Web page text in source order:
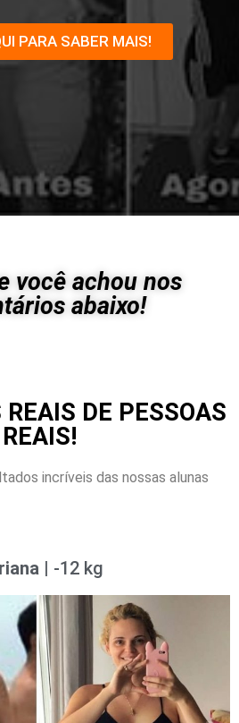
PARA SABER MAIS!
você achou nos
abaixo!
REAIS DE PESSOAS
REAIS!
incríveis das nossas alunas
| -12 kg